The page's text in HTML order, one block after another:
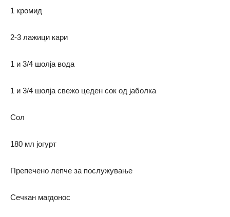
1 кромид
2-3 лажици кари
1 и 3/4 шолја вода
1 и 3/4 шолја свежо цеден сок од јаболка
Сол
180 мл јогурт
Препечено лепче за послужување
Сечкан магдонос